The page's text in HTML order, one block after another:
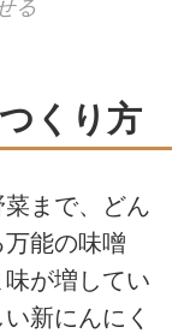
る
くり方
まで、どん
能の味噌
が増してい
新にんにく